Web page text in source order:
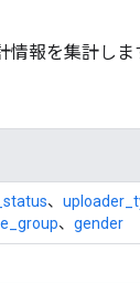
報を集計しま
、
、 gender